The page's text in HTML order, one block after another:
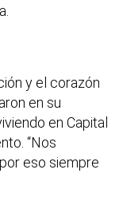
y el corazón
en su
en Capital
“Nos
eso siempre